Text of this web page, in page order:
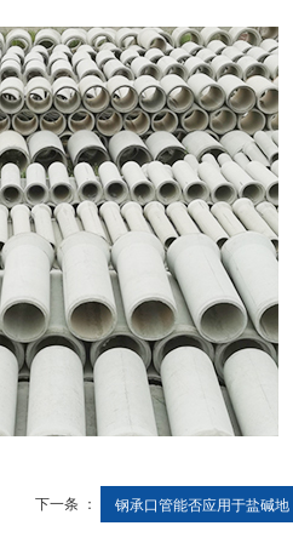
下一条 ： 钢承口管能否应用于盐碱地